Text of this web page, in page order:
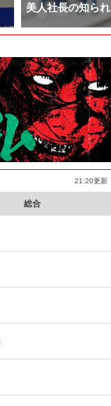
美人社長の知ら
21:20更新
総合